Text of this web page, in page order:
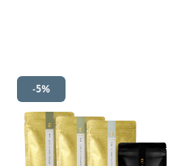
-5%